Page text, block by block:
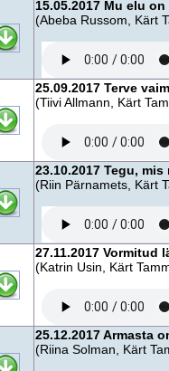
15.05.2017 Mu elu
(Abeba Russom, Kärt
25.09.2017 Terve
(Tiivi Allmann, Kärt
23.10.2017 Tegu,
(Riin Pärnamets, Kärt
27.11.2017 Vormitud
(Katrin Usin, Kärt
25.12.2017 Armasta
(Riina Solman, Kärt